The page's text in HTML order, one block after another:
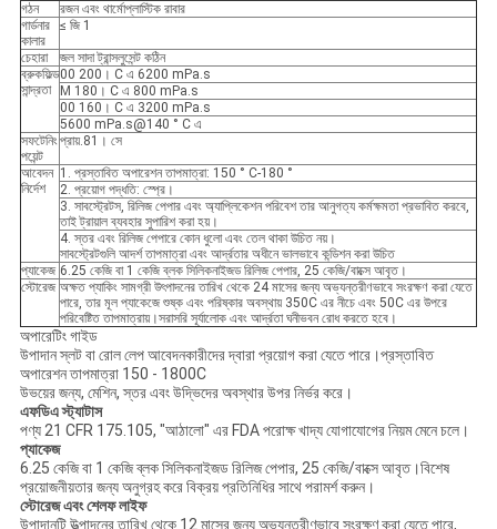
গঠন
রজন এবং থার্মোপ্লাস্টিক রাবার
গার্ডনার
কালার
≤ জি 1
চেহারা
জল সাদা ট্রান্সলুসেন্ট কঠিন
ব্রুকফিল্ড
সান্দ্রতা
00 200। C এ 6200 mPa.s
M 180। C এ 800 mPa.s
00 160। C এ 3200 mPa.s
5600 mPa.s@140 ° C এ
সফটেনিং
পয়েন্ট
প্রায়.81। সে
আবেদন
নির্দেশ
1. প্রস্তাবিত অপারেশন তাপমাত্রা: 150 ° C-180 °
2. প্রয়োগ পদ্ধতি: স্প্রে।
3. সাবস্ট্রেটস, রিলিজ পেপার এবং অ্যাপ্লিকেশন পরিবেশ তার আনুগত্য কর্মক্ষমতা প্রভাবিত করবে,
তাই ট্রায়াল ব্যবহার সুপারিশ করা হয়।
4. স্তর এবং রিলিজ পেপারে কোন ধুলো এবং তেল থাকা উচিত নয়।
সাবস্ট্রেটগুলি আদর্শ তাপমাত্রা এবং আর্দ্রতার অধীনে ভালভাবে কন্ডিশন করা উচিত
প্যাকেজ 6.25 কেজি বা 1 কেজি ব্লক সিলিকনাইজড রিলিজ পেপার, 25 কেজি/বাক্সে আবৃত।
স্টোরেজ অক্ষত প্যাকিং সামগ্রী উৎপাদনের তারিখ থেকে 24 মাসের জন্য অভ্যন্তরীণভাবে সংরক্ষণ করা যেতে
পারে, তার মূল প্যাকেজে শুষ্ক এবং পরিষ্কার অবস্থায় 350C এর নীচে এবং 50C এর উপরে
পরিবেষ্টিত তাপমাত্রায়।সরাসরি সূর্যালোক এবং আর্দ্রতা ঘনীভবন রোধ করতে হবে।
অপারেটিং গাইড
উপাদান স্লট বা রোল লেপ আবেদনকারীদের দ্বারা প্রয়োগ করা যেতে পারে।প্রস্তাবিত
অপারেশন তাপমাত্রা 150 - 1800C
উভয়ের জন্য, মেশিন, স্তর এবং উদ্ভিদের অবস্থার উপর নির্ভর করে।
এফডিএ স্ট্যাটাস
পণ্য 21 CFR 175.105, "আঠালো" এর FDA পরোক্ষ খাদ্য যোগাযোগের নিয়ম মেনে চলে।
প্যাকেজ
6.25 কেজি বা 1 কেজি ব্লক সিলিকনাইজড রিলিজ পেপার, 25 কেজি/বাক্সে আবৃত।বিশেষ
প্রয়োজনীয়তার জন্য অনুগ্রহ করে বিক্রয় প্রতিনিধির সাথে পরামর্শ করুন।
স্টোরেজ এবং শেলফ লাইফ
উপাদানটি উত্পাদনের তারিখ থেকে 12 মাসের জন্য অভ্যন্তরীণভাবে সংরক্ষণ করা যেতে পারে,